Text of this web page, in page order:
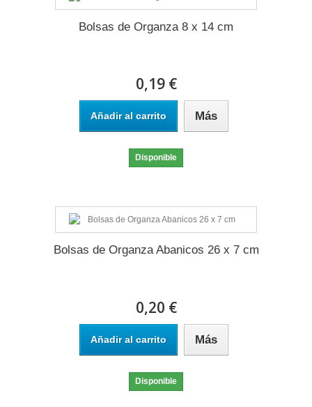
Bolsas de Organza 8 x 14 cm
0,19 €
Añadir al carrito Más
Disponible
Bolsas de Organza Abanicos 26 x 7 cm
0,20 €
Añadir al carrito Más
Disponible